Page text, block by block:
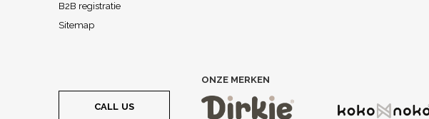
B2B registratie
Sitemap
CALL US
ONZE MERKEN